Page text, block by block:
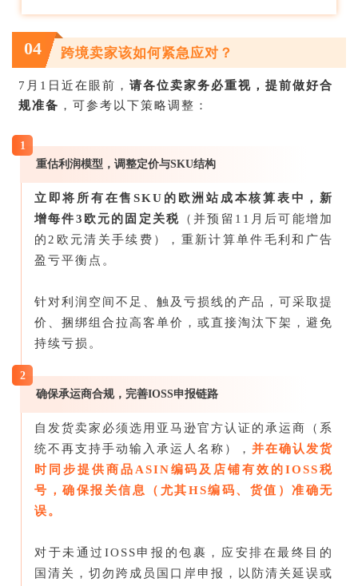
04 跨境卖家该如何紧急应对？
7月1日近在眼前， 请各位卖家务必重视，提前做好合
规准备 ，可参考以下策略调整：
1
重估利润模型，调整定价与SKU结构
立即将所有在售SKU的欧洲站成本核算表中，新
增每件3欧元的固定关税 （并预留11月后可能增加
的2欧元清关手续费），重新计算单件毛利和广告
盈亏平衡点。
针对利润空间不足、触及亏损线的产品，可采取提
价、捆绑组合拉高客单价，或直接淘汰下架，避免
持续亏损。
2
确保承运商合规，完善IOSS申报链路
自发货卖家必须选用亚马逊官方认证的承运商（系
统不再支持手动输入承运人名称）， 并在确认发货
时同步提供商品ASIN编码及店铺有效的IOSS税
号，确保报关信息（尤其HS编码、货值）准确无
误。
对于未通过IOSS申报的包裹，应安排在最终目的
国清关，切勿跨成员国口岸申报，以防清关延误或